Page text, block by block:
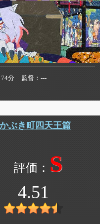
74分 監督
---
ぶき町四天王篇
S
4.51